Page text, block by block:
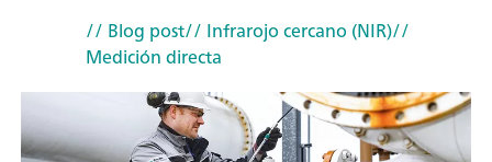
// Blog post// Infrarojo cercano (NIR)//
Medición directa